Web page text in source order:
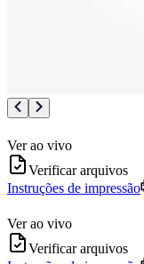
Ver ao vivo
Verificar arquivos
Instruções de impressão
Ver ao vivo
Verificar arquivos